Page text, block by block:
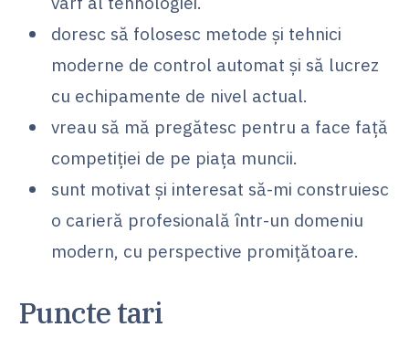
doresc să folosesc metode și tehnici
moderne de control automat și să lucrez
cu echipamente de nivel actual.
vreau să mă pregătesc pentru a face față
competiției de pe piața muncii.
sunt motivat și interesat să-mi construiesc
o carieră profesională într-un domeniu
modern, cu perspective promițătoare.
Puncte tari